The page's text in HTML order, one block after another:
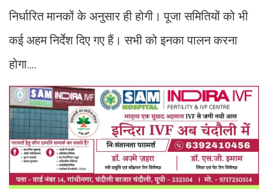
निर्धारित मानकों के अनुसार ही होगी। पूजा समितियों को भी
कई अहम निर्देश दिए गए हैं। सभी को इनका पालन करना
होगा....